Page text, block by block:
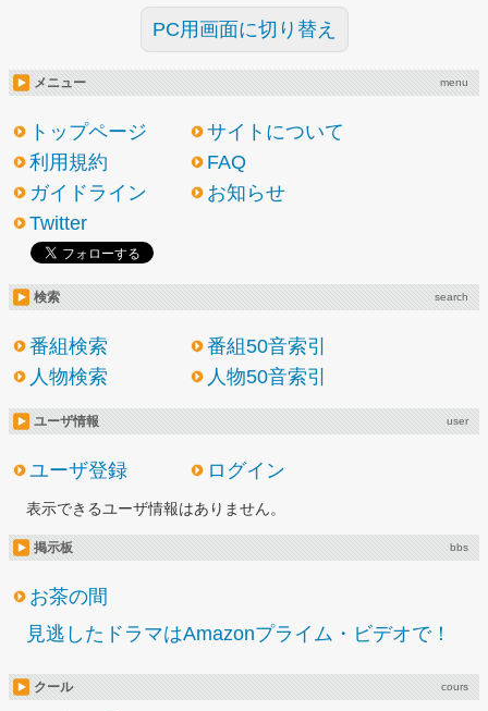
PC用画面に切り替え
メニュー menu
トップページ
サイトについて
利用規約
FAQ
ガイドライン
お知らせ
Twitter
検索 search
番組検索
番組50音索引
人物検索
人物50音索引
ユーザ情報 user
ユーザ登録 ログイン
表示できるユーザ情報はありません。
掲示板 bbs
お茶の間
見逃したドラマはAmazonプライム・ビデオで！
クール cours